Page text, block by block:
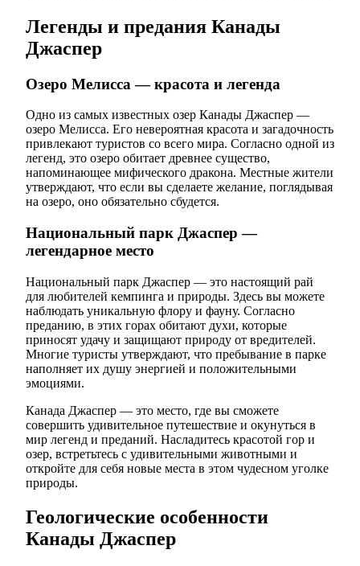
Легенды и предания Канады
Джаспер
Озеро Мелисса — красота и легенда
Одно из самых известных озер Канады Джаспер —
озеро Мелисса. Его невероятная красота и загадочность
привлекают туристов со всего мира. Согласно одной из
легенд, это озеро обитает древнее существо,
напоминающее мифического дракона. Местные жители
утверждают, что если вы сделаете желание, поглядывая
на озеро, оно обязательно сбудется.
Национальный парк Джаспер —
легендарное место
Национальный парк Джаспер — это настоящий рай
для любителей кемпинга и природы. Здесь вы можете
наблюдать уникальную флору и фауну. Согласно
преданию, в этих горах обитают духи, которые
приносят удачу и защищают природу от вредителей.
Многие туристы утверждают, что пребывание в парке
наполняет их душу энергией и положительными
эмоциями.
Канада Джаспер — это место, где вы сможете
совершить удивительное путешествие и окунуться в
мир легенд и преданий. Насладитесь красотой гор и
озер, встретьтесь с удивительными животными и
откройте для себя новые места в этом чудесном уголке
природы.
Геологические особенности
Канады Джаспер